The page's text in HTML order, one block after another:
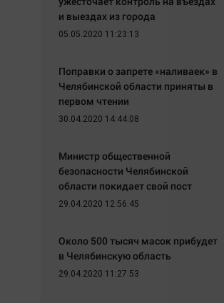
и выездах из города
05.05.2020 11:23:13
Поправки о запрете «наливаек» в
Челябинской области приняты в
первом чтении
30.04.2020 14:44:08
Министр общественной
безопасности Челябинской
области покидает свой пост
29.04.2020 12:56:45
Около 500 тысяч масок прибудет
в Челябинскую область
29.04.2020 11:27:53